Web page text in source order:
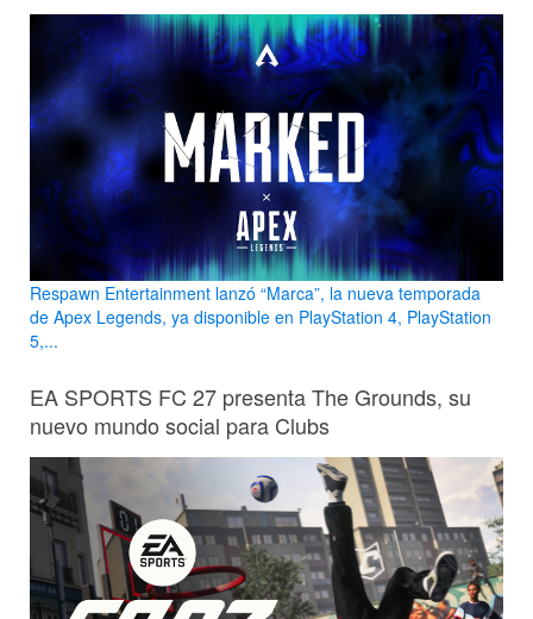
Respawn Entertainment lanzó “Marca”, la nueva temporada
de Apex Legends, ya disponible en PlayStation 4, PlayStation
5,...
EA SPORTS FC 27 presenta The Grounds, su
nuevo mundo social para Clubs